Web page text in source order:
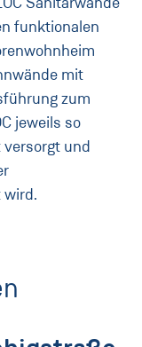
funktionalen
mit
zum
jeweils so
versorgt und
wird.